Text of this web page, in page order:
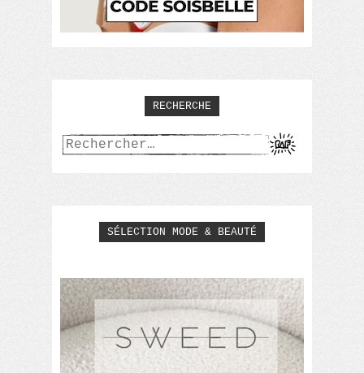
RECHERCHE
Rechercher :
SÉLECTION MODE & BEAUTÉ